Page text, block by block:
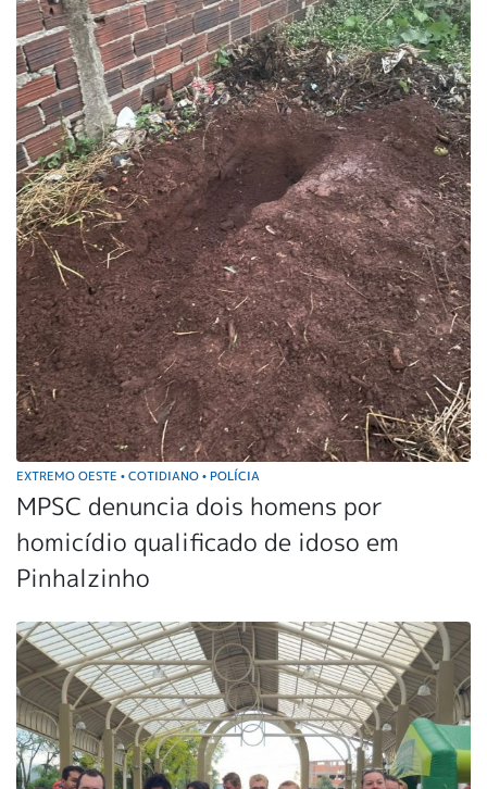
EXTREMO OESTE • COTIDIANO • POLÍCIA
MPSC denuncia dois homens por
homicídio qualificado de idoso em
Pinhalzinho